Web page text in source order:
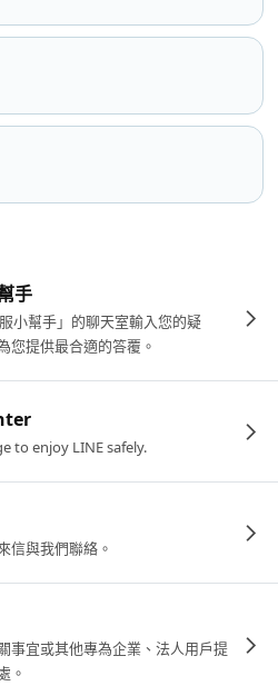
手
小幫手」的聊天室輸入您的疑
您提供最合適的答覆。
to enjoy LINE safely.
信與我們聯絡。
事宜或其他專為企業、法人用戶提
。